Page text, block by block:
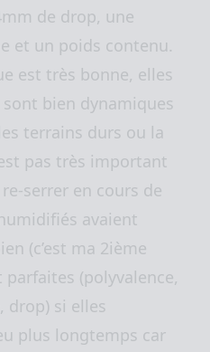
de drop, une
et un poids contenu.
est très bonne, elles
sont bien dynamiques
terrains durs ou la
pas très important
re-serrer en cours de
avaient
(c’est ma 2ième
(polyvalence,
drop) si elles
plus longtemps car